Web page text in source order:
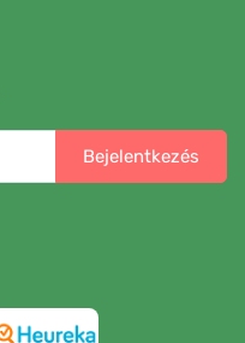
Bejelentkezés